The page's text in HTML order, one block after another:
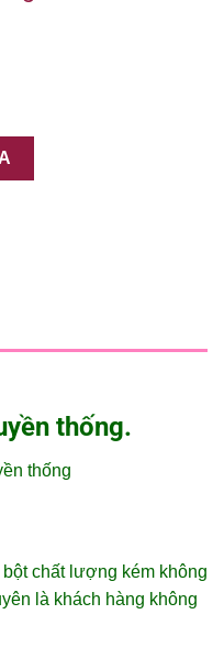
thống.
thống
chất lượng kém không
là khách hàng không